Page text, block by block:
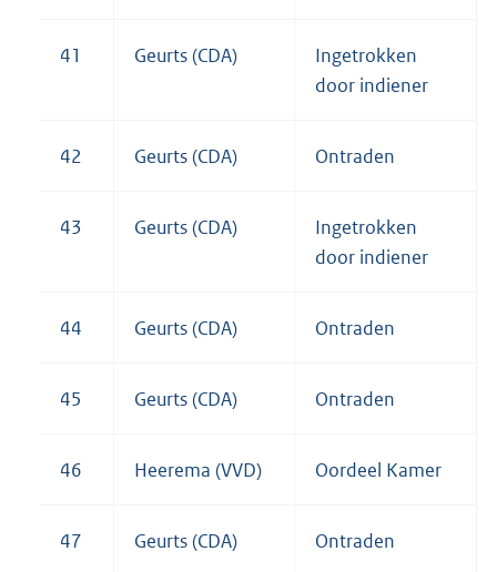
41 Geurts (CDA)
Ingetrokken
door indiener
42 Geurts (CDA) Ontraden
43 Geurts (CDA)
Ingetrokken
door indiener
44 Geurts (CDA) Ontraden
45 Geurts (CDA) Ontraden
46 Heerema (VVD) Oordeel Kamer
47 Geurts (CDA) Ontraden